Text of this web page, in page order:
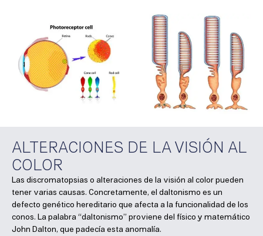
ALTERACIONES DE LA VISIÓN AL
COLOR
Las discromatopsias o alteraciones de la visión al color pueden
tener varias causas. Concretamente, el daltonismo es un
defecto genético hereditario que afecta a la funcionalidad de los
conos. La palabra “daltonismo” proviene del físico y matemático
John Dalton, que padecía esta anomalía.